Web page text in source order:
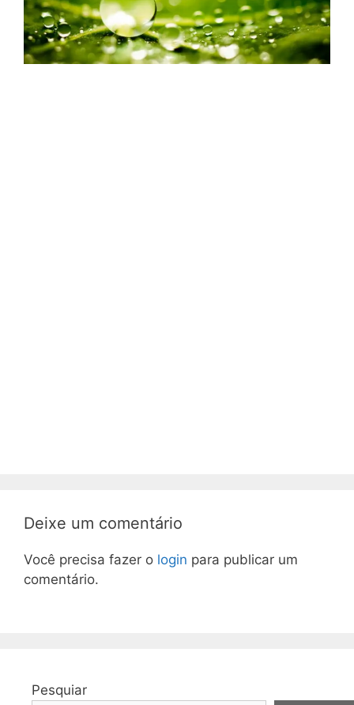
Deixe um comentário
Você precisa fazer o login para publicar um
comentário.
Pesquiar